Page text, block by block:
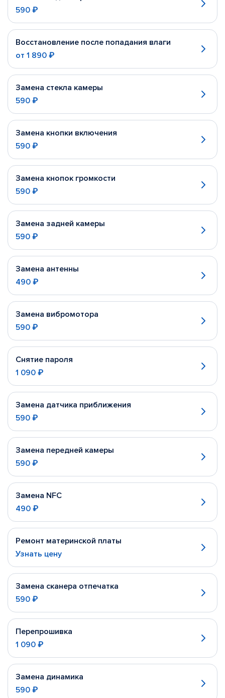
590 ₽
Восстановление после попадания влаги
от 1 890 ₽
Замена стекла камеры
590 ₽
Замена кнопки включения
590 ₽
Замена кнопок громкости
590 ₽
Замена задней камеры
590 ₽
Замена антенны
490 ₽
Замена вибромотора
590 ₽
Снятие пароля
1 090 ₽
Замена датчика приближения
590 ₽
Замена передней камеры
590 ₽
Замена NFC
490 ₽
Ремонт материнской платы
Узнать цену
Замена сканера отпечатка
590 ₽
Перепрошивка
1 090 ₽
Замена динамика
590 ₽